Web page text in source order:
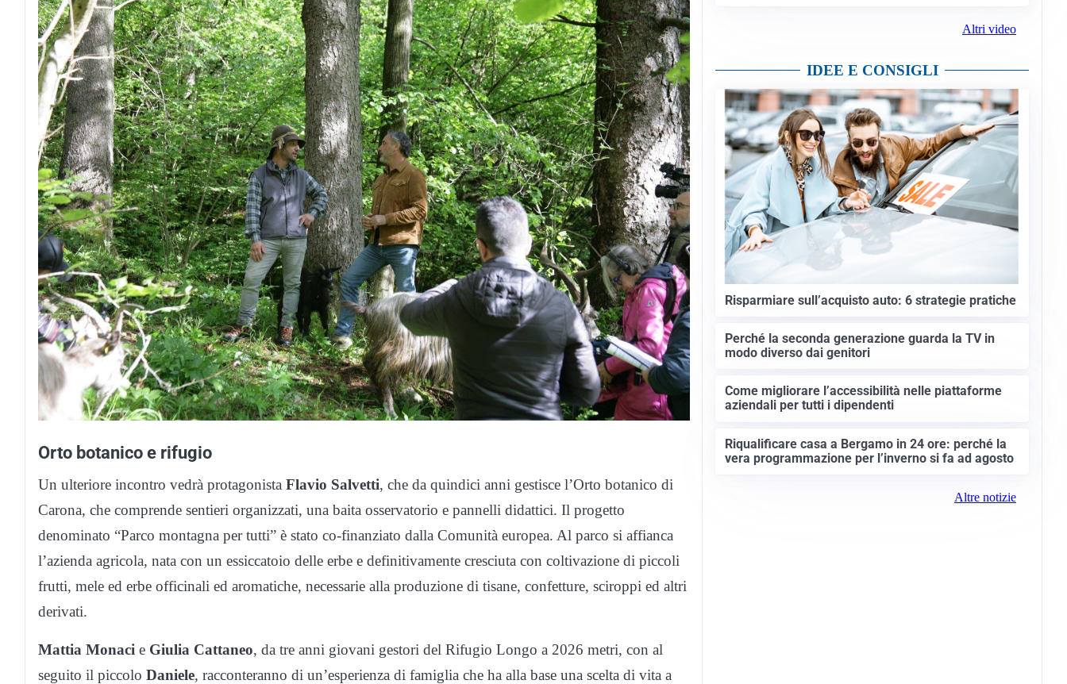
Orto botanico e rifugio
Un ulteriore incontro vedrà protagonista Flavio Salvetti, che da quindici anni gestisce l’Orto botanico di
Carona, che comprende sentieri organizzati, una baita osservatorio e pannelli didattici. Il progetto
denominato “Parco montagna per tutti” è stato co-finanziato dalla Comunità europea. Al parco si affianca
l’azienda agricola, nata con un essiccatoio delle erbe e definitivamente cresciuta con coltivazione di piccoli
frutti, mele ed erbe officinali ed aromatiche, necessarie alla produzione di tisane, confetture, sciroppi ed altri
derivati.
Mattia Monaci e Giulia Cattaneo, da tre anni giovani gestori del Rifugio Longo a 2026 metri, con al
seguito il piccolo Daniele, racconteranno di un’esperienza di famiglia che ha alla base una scelta di vita a
Altri video
IDEE E CONSIGLI
Risparmiare sull’acquisto auto: 6 strategie pratiche
Perché la seconda generazione guarda la TV in
modo diverso dai genitori
Come migliorare l’accessibilità nelle piattaforme
aziendali per tutti i dipendenti
Riqualificare casa a Bergamo in 24 ore: perché la
vera programmazione per l’inverno si fa ad agosto
Altre notizie